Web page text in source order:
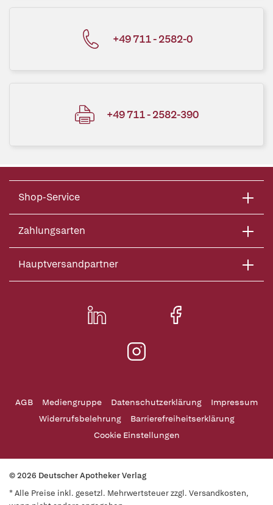
+49 711 - 2582-0
+49 711 - 2582-390
Shop-Service
Zahlungsarten
Hauptversandpartner
AGB Mediengruppe Datenschutzerklärung
Impressum
Widerrufsbelehrung
Barrierefreiheitserklärung
Cookie Einstellungen
© 2026 Deutscher Apotheker Verlag
* Alle Preise inkl. gesetzl. Mehrwertsteuer zzgl. Versandkosten,